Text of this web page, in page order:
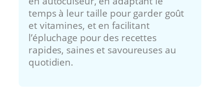
temps à leur taille pour garder goût
et vitamines, et en facilitant
l’épluchage pour des recettes
rapides, saines et savoureuses au
quotidien.